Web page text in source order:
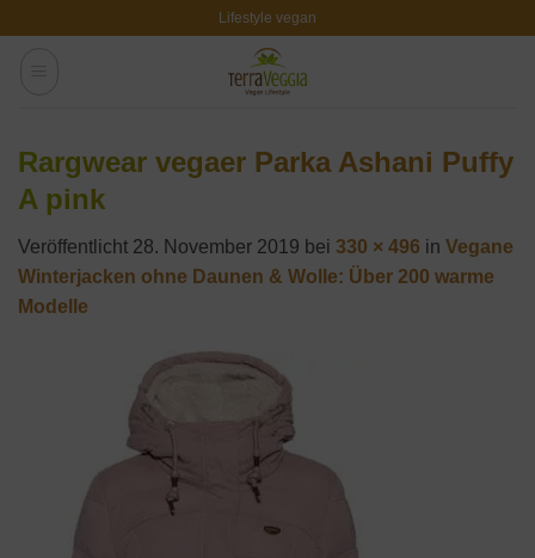
Lifestyle vegan
Rargwear vegaer Parka Ashani Puffy
A pink
Veröffentlicht 28. November 2019 bei 330 × 496 in Vegane
Winterjacken ohne Daunen & Wolle: Über 200 warme
Modelle